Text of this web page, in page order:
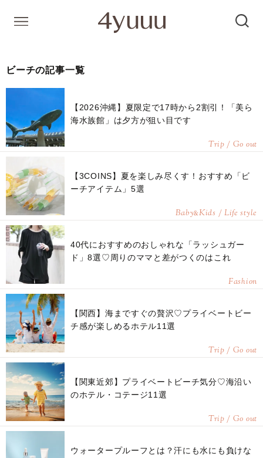
ビーチの記事一覧
【2026沖縄】夏限定で17時から2割引！「美ら
海水族館」は夕方が狙い目です
Trip / Go out
【3COINS】夏を楽しみ尽くす！おすすめ「ビ
ーチアイテム」5選
Baby&Kids / Life style
40代におすすめのおしゃれな「ラッシュガー
ド」8選♡周りのママと差がつくのはこれ
Fashion
【関西】海まですぐの贅沢♡プライベートビー
チ感が楽しめるホテル11選
Trip / Go out
【関東近郊】プライベートビーチ気分♡海沿い
のホテル・コテージ11選
Trip / Go out
ウォータープルーフとは？汗にも水にも負けな